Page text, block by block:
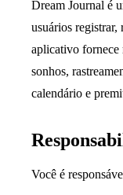
Dream Journal é
usuários registrar,
aplicativo fornece
sonhos,
calendário e
Você é